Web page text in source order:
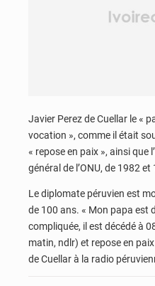
Javier Perez de Cuellar le «
vocation », comme il était
« repose en paix », ainsi que
général de l’ONU, de 1982 et
Le diplomate péruvien est
de 100 ans. « Mon papa est
compliquée, il est décédé à
matin, ndlr) et repose en
de Cuellar à la radio